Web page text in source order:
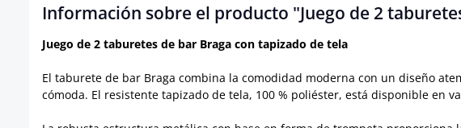
Información sobre el producto "Juego de 2
Juego de 2 taburetes de bar Braga con tapizado de tela
El taburete de bar Braga combina la comodidad moderna con un diseño
cómoda. El resistente tapizado de tela, 100 % poliéster, está disponible en